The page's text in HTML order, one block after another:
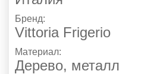
Бренд:
Vittoria Frigerio
Материал:
Дерево, металл